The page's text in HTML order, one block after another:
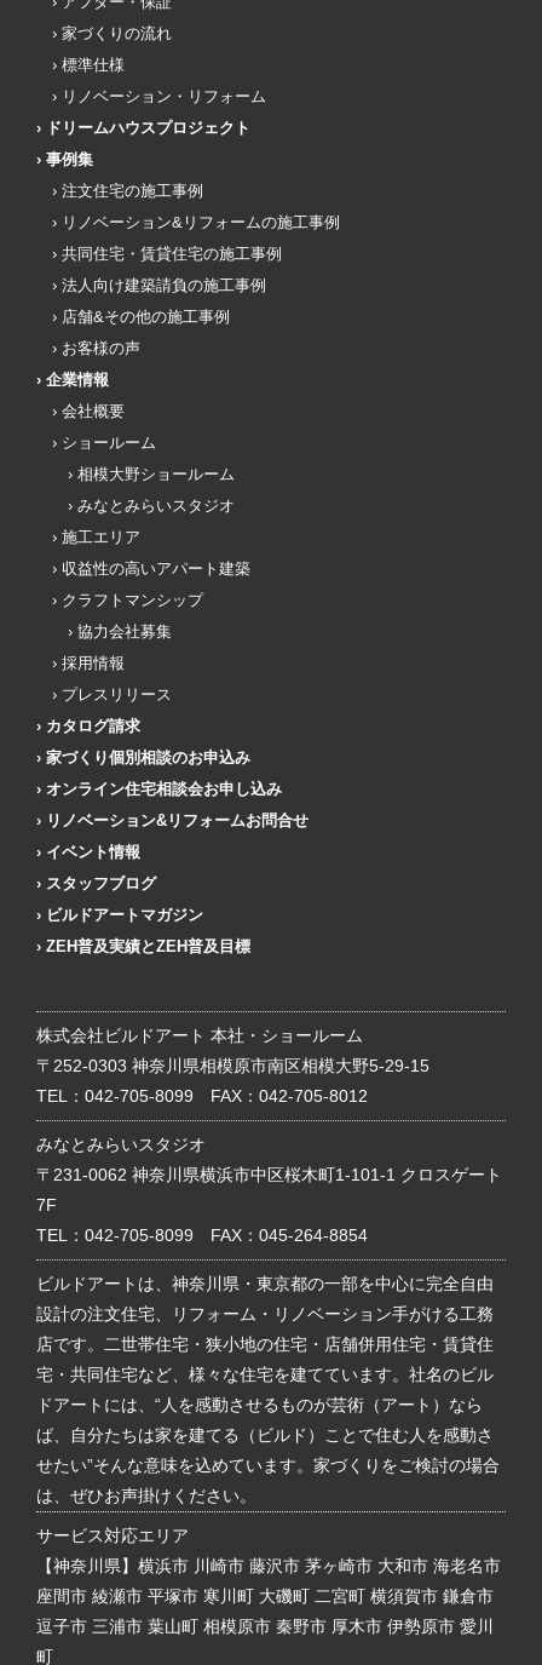
家づくりの流れ
標準仕様
リノベーション・リフォーム
ドリームハウスプロジェクト
事例集
注文住宅の施工事例
リノベーション&リフォームの施工事例
共同住宅・賃貸住宅の施工事例
法人向け建築請負の施工事例
店舗&その他の施工事例
お客様の声
企業情報
会社概要
ショールーム
相模大野ショールーム
みなとみらいスタジオ
施工エリア
収益性の高いアパート建築
クラフトマンシップ
協力会社募集
採用情報
プレスリリース
カタログ請求
家づくり個別相談のお申込み
オンライン住宅相談会お申し込み
リノベーション&リフォームお問合せ
イベント情報
スタッフブログ
ビルドアートマガジン
ZEH普及実績とZEH普及目標
株式会社ビルドアート 本社・ショールーム
〒252-0303 神奈川県相模原市南区相模大野5-29-15
TEL： 042-705-8099 FAX：042-705-8012
みなとみらいスタジオ
〒231-0062 神奈川県横浜市中区桜木町1-101-1 クロスゲート
7F
TEL： 042-705-8099 FAX：045-264-8854
ビルドアートは、神奈川県・東京都の一部を中心に完全自由
設計の注文住宅、リフォーム・リノベーション手がける工務
店です。二世帯住宅・狭小地の住宅・店舗併用住宅・賃貸住
宅・共同住宅など、様々な住宅を建てています。社名のビル
ドアートには、“人を感動させるものが芸術（アート）なら
ば、自分たちは家を建てる（ビルド）ことで住む人を感動さ
せたい”そんな意味を込めています。家づくりをご検討の場合
は、ぜひお声掛けください。
サービス対応エリア
【神奈川県】横浜市 川崎市 藤沢市 茅ヶ崎市 大和市 海老名市
座間市 綾瀬市 平塚市 寒川町 大磯町 二宮町 横須賀市 鎌倉市
逗子市 三浦市 葉山町 相模原市 秦野市 厚木市 伊勢原市 愛川
町